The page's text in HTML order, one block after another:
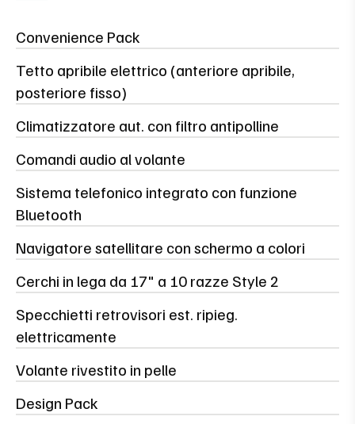
Convenience Pack
Tetto apribile elettrico (anteriore apribile,
posteriore fisso)
Climatizzatore aut. con filtro antipolline
Comandi audio al volante
Sistema telefonico integrato con funzione
Bluetooth
Navigatore satellitare con schermo a colori
Cerchi in lega da 17" a 10 razze Style 2
Specchietti retrovisori est. ripieg.
elettricamente
Volante rivestito in pelle
Design Pack